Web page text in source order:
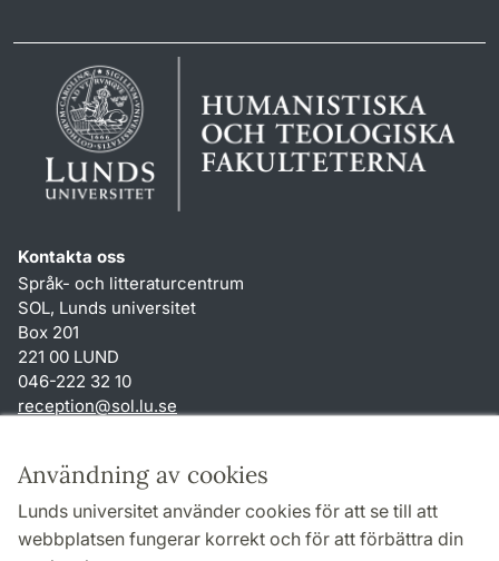
Användning av cookies
Lunds universitet använder cookies för att se till att
webbplatsen fungerar korrekt och för att förbättra din
Kontakta oss
Språk- och litteraturcentrum
SOL, Lunds universitet
Box 201
221 00 LUND
046-222 32 10
reception@sol.lu.se
Genvägar
Om webbplatsen och cookies
Behandling av personuppgifter